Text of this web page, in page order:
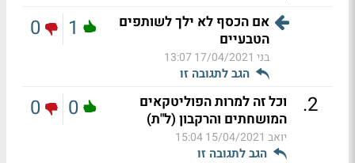
אם הכסף לא ילך לשותפים
הטבעיים
בני 17/04/2021 13:07
הגב לתגובה זו
1
0
2
.
וכל זה למרות הפוליטקאים
המושחתים והרקבון (ל"ת)
יואב 15/04/2021 15:04
הגב לתגובה זו
0
0